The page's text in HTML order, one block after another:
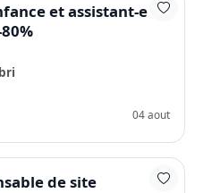
et assistant-e
04 aout
de site